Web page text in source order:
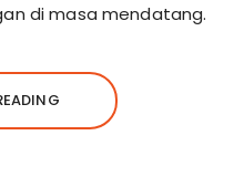
di masa mendatang.